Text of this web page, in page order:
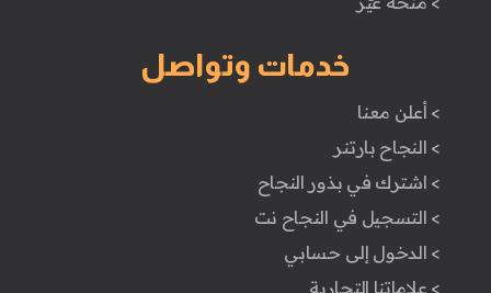
خدمات وتواصل
> أعلن معنا
> النجاح بارتنر
> اشترك في بذور النجاح
> التسجيل في النجاح نت
> الدخول إلى حسابي
> علاماتنا التجارية